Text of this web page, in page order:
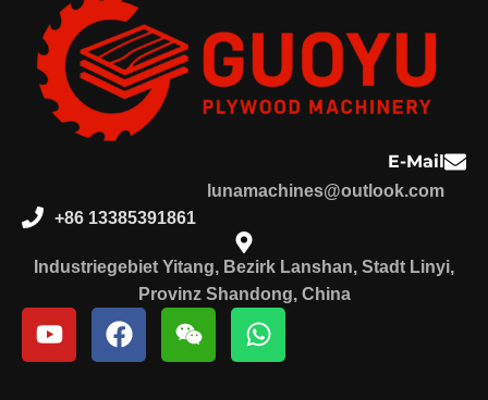
E-Mail
lunamachines@outlook.com
+86 13385391861
Industriegebiet Yitang, Bezirk Lanshan, Stadt Linyi,
Provinz Shandong, China